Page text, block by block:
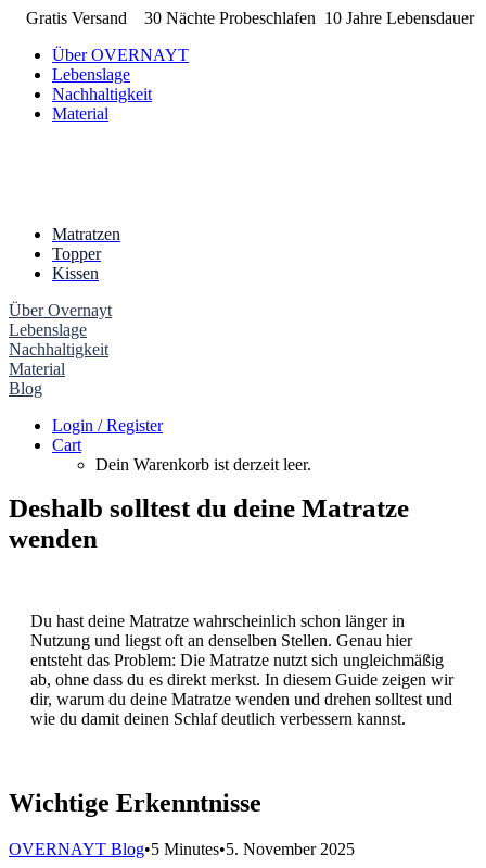
Gratis Versand 30 Nächte Probeschlafen 10 Jahre Lebensdauer
Über OVERNAYT
Lebenslage
Nachhaltigkeit
Material
Matratzen
Topper
Kissen
Über Overnayt
Lebenslage
Nachhaltigkeit
Material
Blog
Login / Register
Cart
Dein Warenkorb ist derzeit leer.
Deshalb solltest du deine Matratze
wenden
Du hast deine Matratze wahrscheinlich schon länger in
Nutzung und liegst oft an denselben Stellen. Genau hier
entsteht das Problem: Die Matratze nutzt sich ungleichmäßig
ab, ohne dass du es direkt merkst. In diesem Guide zeigen wir
dir, warum du deine Matratze wenden und drehen solltest und
wie du damit deinen Schlaf deutlich verbessern kannst.
Wichtige Erkenntnisse
OVERNAYT Blog•5 Minutes•5. November 2025